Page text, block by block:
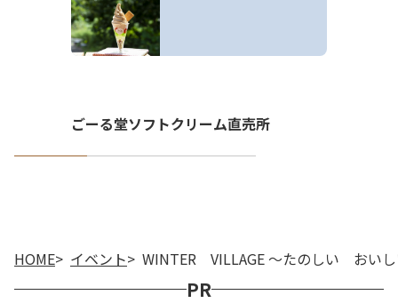
HOME イベント WINTER VILLAGE ～たのしい おい
ごーる堂ソフトクリーム直売所
PR